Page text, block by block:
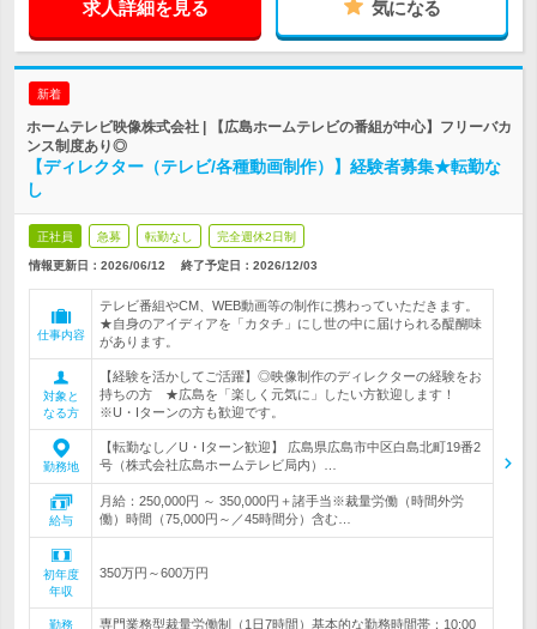
求人詳細を見る 気になる
新着
ホームテレビ映像株式会社 | 【広島ホームテレビの番組が中心】フリーバカ
ンス制度あり◎
【ディレクター（テレビ/各種動画制作）】経験者募集★転勤な
し
正社員 急募 転勤なし 完全週休2日制
情報更新日：2026/06/12 終了予定日： 2026/12/03
仕事内容
テレビ番組やCM、WEB動画等の制作に携わっていただきます。
★自身のアイディアを「カタチ」にし世の中に届けられる醍醐味
があります。
対象と
なる方
【経験を活かしてご活躍】◎映像制作のディレクターの経験をお
持ちの方 ★広島を「楽しく元気に」したい方歓迎します！
※U・Iターンの方も歓迎です。
勤務地
【転勤なし／U・Iターン歓迎】 広島県広島市中区白島北町19番2
号（株式会社広島ホームテレビ局内）…
給与
月給：250,000円 ～ 350,000円＋諸手当※裁量労働（時間外労
働）時間（75,000円～／45時間分）含む…
初年度
年収
350万円～600万円
勤務
専門業務型裁量労働制（1日7時間）基本的な勤務時間帯：10:00